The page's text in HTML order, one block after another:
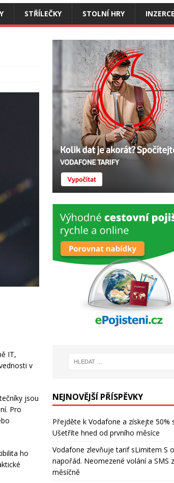
STŘÍLEČKY STOLNÍ HRY INZERCE
IT,
v
jsou
Pro
ho
NEJNOVĚJŠÍ PŘÍSPĚVKY
Přejděte k Vodafone a získejte 50%
Ušetříte hned od prvního měsíce
Vodafone zlevňuje tarif sLimitem S
napořád. Neomezené volání a SMS
měsíčně